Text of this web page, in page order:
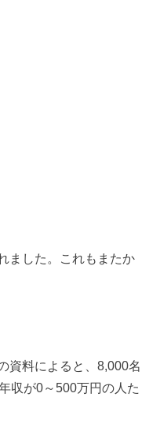
ました。これもまたか
資料によると、8,000名
収が0～500万円の人た